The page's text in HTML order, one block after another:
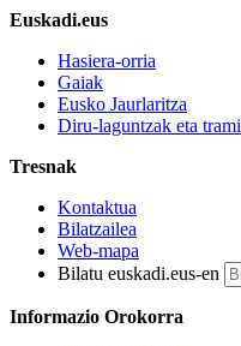
Euskadi.eus
Hasiera-orria
Gaiak
Eusko Jaurlaritza
Diru-laguntzak eta
Tresnak
Kontaktua
Bilatzailea
Web-mapa
Bilatu euskadi.eus-en
Informazio Orokorra